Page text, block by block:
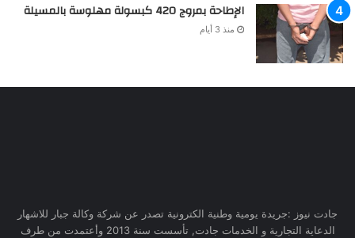
الإطاحة بمروج 420 كبسولة مهلوسة بالمسيلة
منذ 3 أيام
جادت نيوز :جريدة يومية وطنية الكترونية تصدر عن شركة وكالة جبار للاشهار
الدعاية التجارية و الخدمات جادت, تأسست سنة 2013 وأعتمدت من طرف